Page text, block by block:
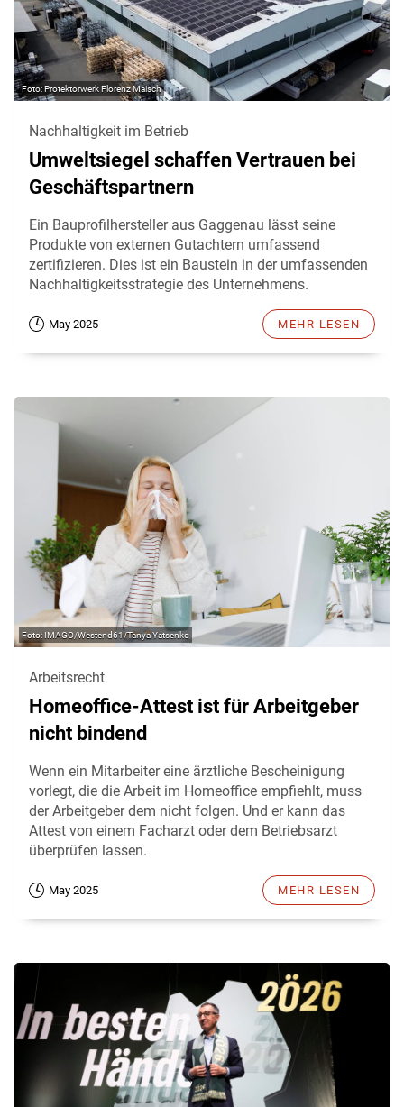
Protektorwerk Florenz Maisch
Nachhaltigkeit im Betrieb
Umweltsiegel schaffen Vertrauen bei
Geschäftspartnern
Ein Bauprofilhersteller aus Gaggenau lässt seine
Produkte von externen Gutachtern umfassend
zertifizieren. Dies ist ein Baustein in der umfassenden
Nachhaltigkeitsstrategie des Unternehmens.
May 2025 MEHR LESEN
IMAGO/Westend61/Tanya Yatsenko
Arbeitsrecht
Homeoffice-Attest ist für Arbeitgeber
nicht bindend
Wenn ein Mitarbeiter eine ärztliche Bescheinigung
vorlegt, die die Arbeit im Homeoffice empfiehlt, muss
der Arbeitgeber dem nicht folgen. Und er kann das
Attest von einem Facharzt oder dem Betriebsarzt
überprüfen lassen.
May 2025 MEHR LESEN